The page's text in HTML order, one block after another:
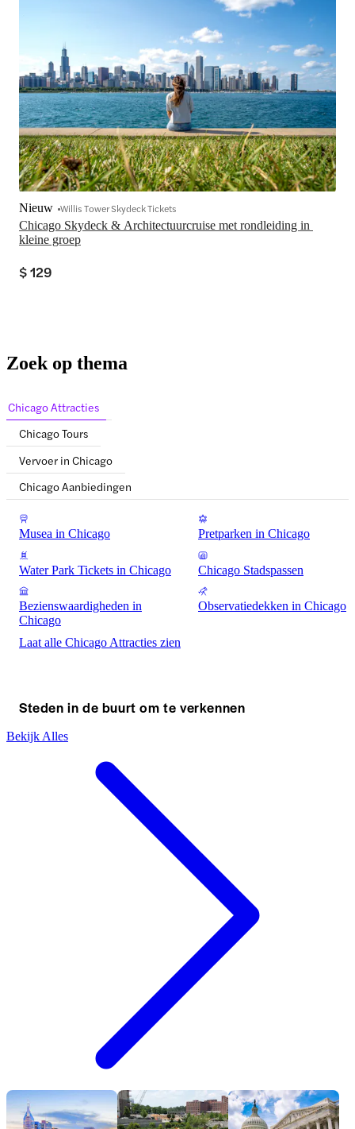
Chicago Skydeck & Architectuurcruise met rondleiding in
kleine groep
Nieuw Willis Tower Skydeck Tickets
$ 129
Zoek op thema
Chicago Attracties
Chicago Tours
Vervoer in Chicago
Chicago Aanbiedingen
Musea in Chicago Pretparken in Chicago
Water Park Tickets in Chicago Chicago Stadspassen
Bezienswaardigheden in
Chicago
Observatiedekken in Chicago
Laat alle Chicago Attracties zien
Steden in de buurt om te verkennen
Bekijk Alles